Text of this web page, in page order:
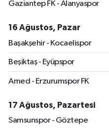
Gaziantep FK - Alanyaspor
16 Ağustos, Pazar
Başakşehir - Kocaelispor
Beşiktaş - Eyüpspor
Amed - Erzurumspor FK
17 Ağustos, Pazartesi
Samsunspor - Göztepe